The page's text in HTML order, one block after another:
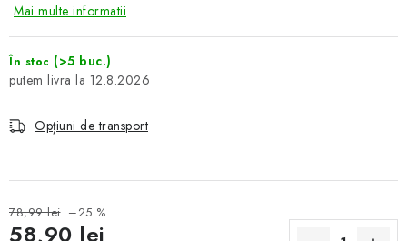
Mai multe informatii
În stoc (>5 buc.)
12.8.2026
Opțiuni de transport
78,99 lei –25 %
58,90 lei